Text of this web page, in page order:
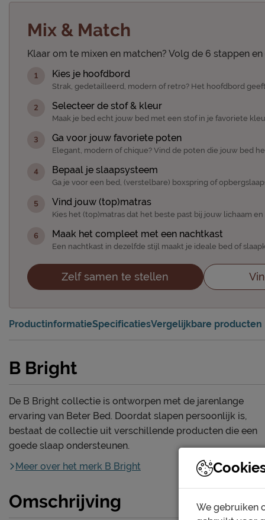
Mix & Match
Klaar om te mixen en matchen? Volg de 6 stappen
Kies je hoofdbord
Strak, gedetailleerd, modern of retro? Het hoofdbord
Selecteer de stof & kleur
Maak je bed echt jouw bed met een stof in je favoriete
Ga voor jouw favoriete poten
Elegant, modern of chique? Vind de poten die jouw bed
Bepaal je slaapsysteem
Ga je voor een bed, (verstelbare) boxspring of
Vind jouw (top)matras
Kies het (top)matras dat het beste past bij jouw lichaam en
Maak het compleet met een nachtkast
Een nachtkast in dezelfde stijl maakt je ideale bed of
Zelf samen te stellen
ProductinformatieSpecificatiesVergelijkbare producten
B Bright
De B Bright collectie is ontworpen met de jarenlange
ervaring van Beter Bed. Doordat slapen persoonlijk is,
bestaat de collectie uit verschillende producten die een
goede slaap ondersteunen.
Meer over het merk B Bright
Omschrijving
We gebruiken